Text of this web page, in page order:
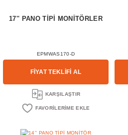
17'' PANO TİPİ MONİTÖRLER
EPMWAS170-D
FİYAT TEKLİFİ AL
KARŞILAŞTIR